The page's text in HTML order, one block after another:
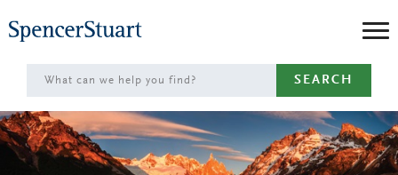
to
Main
Content
SEARCH